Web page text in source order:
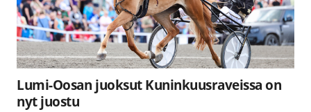
Lumi-Oosan juoksut Kuninkuusraveissa on
nyt juostu